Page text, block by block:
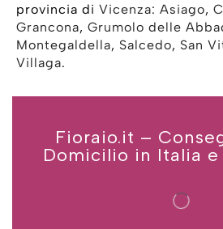
provincia di Vicenza: Asiago,
Grancona, Grumolo delle
Montegaldella, Salcedo, San
Villaga.
Fioraio.it –
Domicilio in Italia